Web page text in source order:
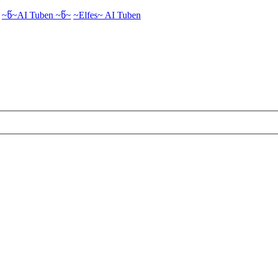
~წ~AI Tuben ~წ~ ~Elfes~ AI Tuben